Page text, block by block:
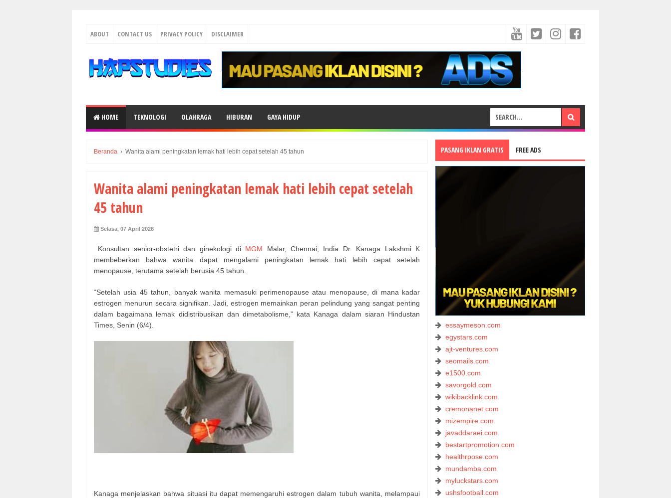
ABOUT CONTACT US PRIVACY POLICY DISCLAIMER
HOME TEKNOLOGI OLAHRAGA HIBURAN GAYA HIDUP
Beranda › Wanita alami peningkatan lemak hati lebih cepat setelah 45 tahun
Wanita alami peningkatan lemak hati lebih cepat setelah
45 tahun
Selasa, 07 April 2026
Konsultan senior-obstetri dan ginekologi di MGM Malar, Chennai, India Dr. Kanaga Lakshmi K
membeberkan bahwa wanita dapat mengalami peningkatan lemak hati lebih cepat setelah
menopause, terutama setelah berusia 45 tahun.
“Setelah usia 45 tahun, banyak wanita memasuki perimenopause atau menopause, di mana kadar
estrogen menurun secara signifikan. Jadi, estrogen memainkan peran pelindung yang sangat penting
dalam bagaimana lemak didistribusikan dan dimetabolisme,” kata Kanaga dalam siaran Hindustan
Times, Senin (6/4).
Kanaga menjelaskan bahwa situasi itu dapat memengaruhi estrogen dalam tubuh wanita, melampaui
PASANG IKLAN GRATIS FREE ADS
essaymeson.com
egystars.com
ajt-ventures.com
seomails.com
e1500.com
savorgold.com
wikibacklink.com
cremonanet.com
mizempire.com
javaddaraei.com
bestartpromotion.com
healthrpose.com
mundamba.com
myluckstars.com
ushsfootball.com